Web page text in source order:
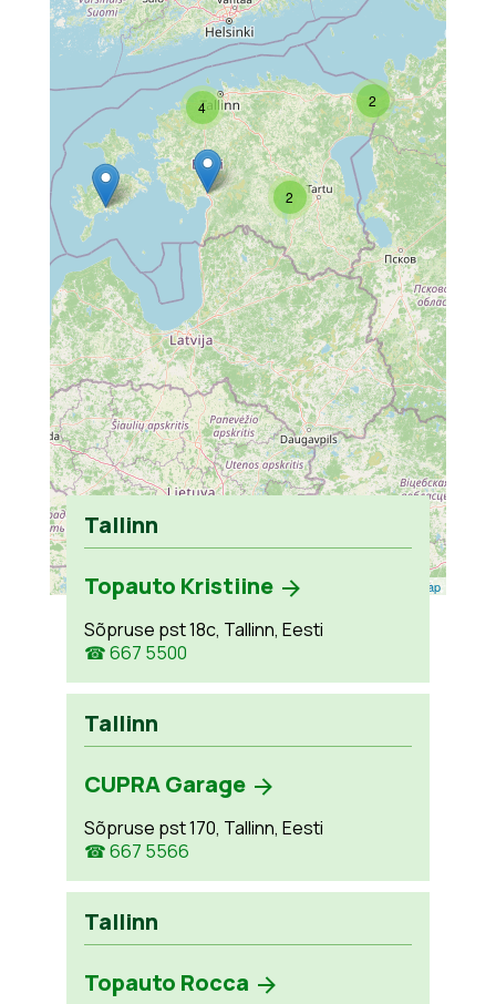
2
2
4
Leaflet OpenStreetMap
Tallinn
Topauto Kristiine
Sõpruse pst 18c, Tallinn, Eesti
☎ 667 5500
Tallinn
CUPRA Garage
Sõpruse pst 170, Tallinn, Eesti
☎ 667 5566
Tallinn
Topauto Rocca